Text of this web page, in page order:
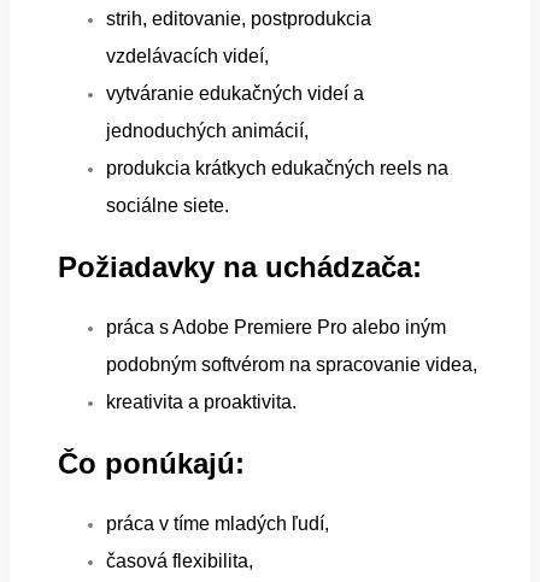
strih, editovanie, postprodukcia
vzdelávacích videí,
vytváranie edukačných videí a
jednoduchých animácií,
produkcia krátkych edukačných reels na
sociálne siete.
Požiadavky na uchádzača:
práca s Adobe Premiere Pro alebo iným
podobným softvérom na spracovanie videa,
kreativita a proaktivita.
Čo ponúkajú:
práca v tíme mladých ľudí,
časová flexibilita,